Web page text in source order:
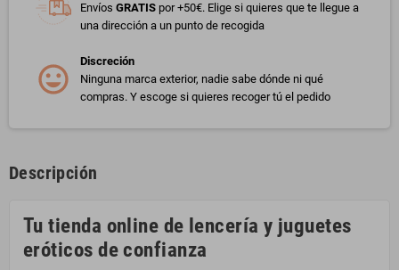
Envíos GRATIS por +50€. Elige si quieres que te llegue a
una dirección a un punto de recogida
Discreción
Ninguna marca exterior, nadie sabe dónde ni qué
compras. Y escoge si quieres recoger tú el pedido
Descripción
Tu tienda online de lencería y juguetes
eróticos de confianza